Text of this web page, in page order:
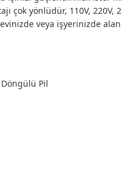
çok yönlüdür, 110V,
veya işyerinizde
Döngülü Pil